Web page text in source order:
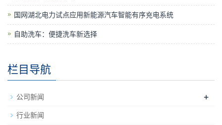
国网湖北电力试点应用新能源汽车智能有序充电系统
自助洗车：便捷洗车新选择
栏目导航
公司新闻 +
行业新闻